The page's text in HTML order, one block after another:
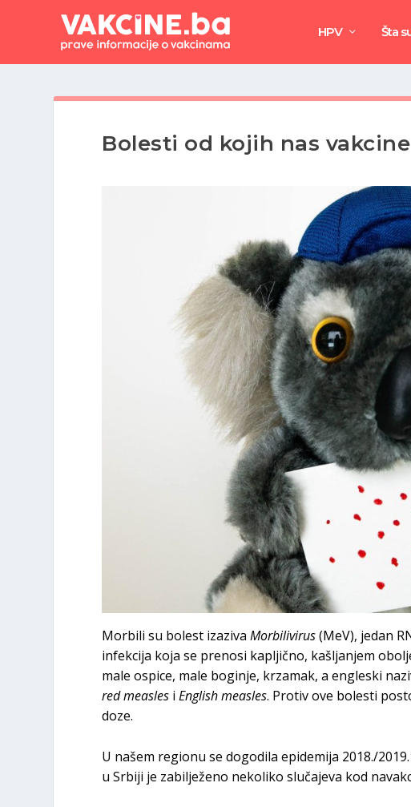
HPV Šta
Bolesti od kojih nas
Morbili su bolest izazivaMorbilivirus(MeV), jedan
infekcija koja se prenosi kapljično, kašljanjem
male ospice, male boginje, krzamak, a engleski
red measles iEnglish measles. Protiv ove bolesti
doze.
U našem regionu se dogodila epidemija 2018./
u Srbiji je zabilježeno nekoliko slučajeva kod